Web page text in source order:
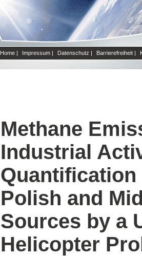
Home | Impressum | Datenschutz | Barrierefreiheit |
Methane
Industrial
Quantification
Polish and
Sources by a
Helicopter